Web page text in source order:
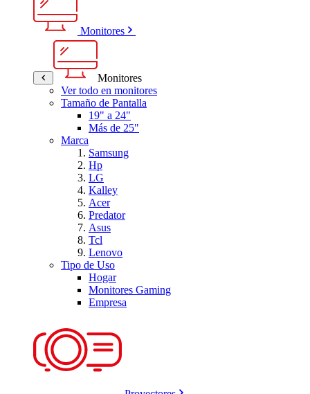
Monitores
Monitores
Ver todo en monitores
Tamaño de Pantalla
19" a 24"
Más de 25"
Marca
Samsung
Hp
LG
Kalley
Acer
Predator
Asus
Tcl
Lenovo
Tipo de Uso
Hogar
Monitores Gaming
Empresa